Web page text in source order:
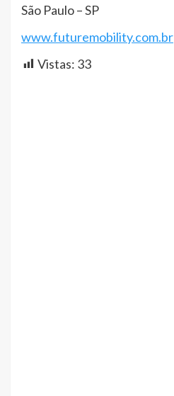
São Paulo – SP
www.futuremobility.com.br
Vistas: 33